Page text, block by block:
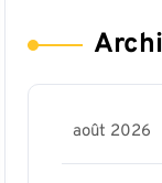
août 2026